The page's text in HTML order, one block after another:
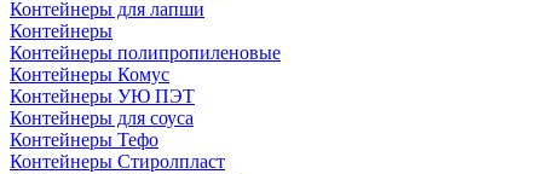
Контейнеры для лапши
Контейнеры
Контейнеры полипропиленовые
Контейнеры Комус
Контейнеры УЮ ПЭТ
Контейнеры для соуса
Контейнеры Тефо
Контейнеры Стиролпласт